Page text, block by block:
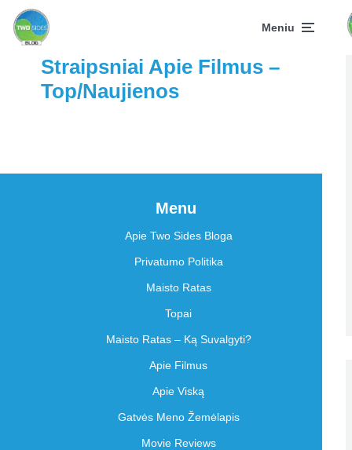
Meniu
Straipsniai Apie Filmus –
Top/Naujienos
Menu
Apie Two Sides Bloga
Privatumo Politika
Maisto Ratas
Topai
Maisto Ratas – Ką Suvalgyti?
Apie Filmus
Apie Viską
Gatvės Meno Žemėlapis
Movie Reviews